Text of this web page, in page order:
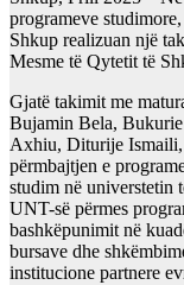
programeve
Shkup realizuan një
Mesme të Qytetit të
Gjatë takimit me
Bujamin Bela,
Axhiu, Diturije Ismaili,
përmbajtjen e
studim në universtetin
UNT-së përmes
bashkëpunimit në
bursave dhe
institucione partnere